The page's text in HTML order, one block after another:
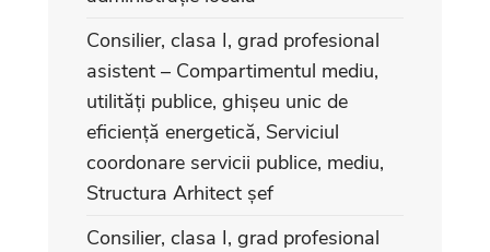
Consilier, clasa I, grad profesional
asistent – Compartimentul mediu,
utilități publice, ghișeu unic de
eficiență energetică, Serviciul
coordonare servicii publice, mediu,
Structura Arhitect șef
Consilier, clasa I, grad profesional